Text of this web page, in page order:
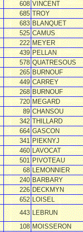
608 VINCENT
685 TROY
683 BLANQUET
525 CAMUS
222 MEYER
439 PELLAN
578 QUATRESOUS
265 BURNOUF
449 CARREY
268 BURNOUF
720 MEGARD
89 CHANSOU
342 THILLARD
664 GASCON
341 PIEKNYJ
460 LAVOCAT
501 PIVOTEAU
68 LEMONNIER
240 BARBARY
226 DECKMYN
652 LOISEL
443 LEBRUN
108 MOISSERON